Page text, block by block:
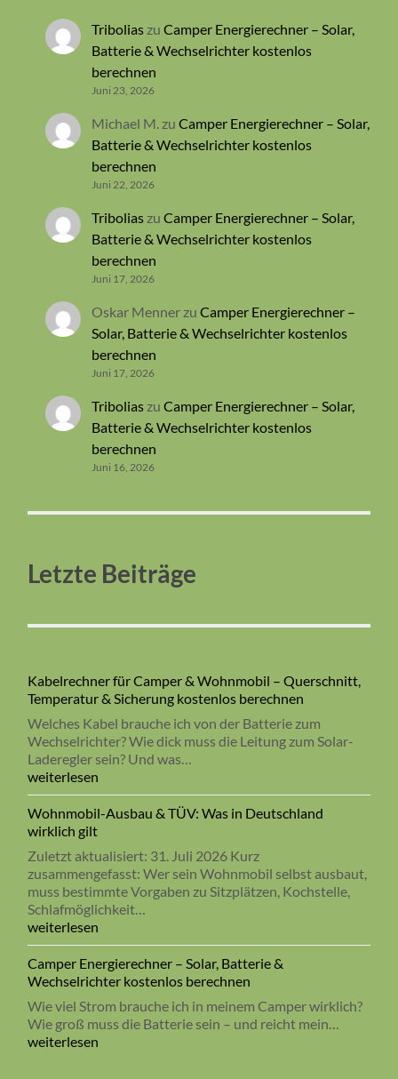
Tribolias zuCamper Energierechner – Solar,
Batterie & Wechselrichter kostenlos
berechnen
Juni 23, 2026
Michael M. zuCamper Energierechner – Solar,
Batterie & Wechselrichter kostenlos
berechnen
Juni 22, 2026
Tribolias zuCamper Energierechner – Solar,
Batterie & Wechselrichter kostenlos
berechnen
Juni 17, 2026
Oskar Menner zuCamper Energierechner –
Solar, Batterie & Wechselrichter kostenlos
berechnen
Juni 17, 2026
Tribolias zuCamper Energierechner – Solar,
Batterie & Wechselrichter kostenlos
berechnen
Juni 16, 2026
Letzte Beiträge
Kabelrechner für Camper & Wohnmobil – Querschnitt,
Temperatur & Sicherung kostenlos berechnen
Welches Kabel brauche ich von der Batterie zum
Wechselrichter? Wie dick muss die Leitung zum Solar-
Laderegler sein? Und was…
Kabelrechner
für
Camper
&
–
Querschnitt,
Temperatur
&
Sicherung
berechnen
weiterlesen
Wohnmobil-Ausbau & TÜV: Was in Deutschland
wirklich gilt
Zuletzt aktualisiert: 31. Juli 2026 Kurz
zusammengefasst: Wer sein Wohnmobil selbst ausbaut,
muss bestimmte Vorgaben zu Sitzplätzen, Kochstelle,
Schlafmöglichkeit…
Wohnmobil-
Ausbau
&
TÜV:
in
Deutschland
wirklich
weiterlesen
Camper Energierechner – Solar, Batterie &
Wechselrichter kostenlos berechnen
Wie viel Strom brauche ich in meinem Camper wirklich?
Wie groß muss die Batterie sein – und reicht mein…
Camper
weiterlesen